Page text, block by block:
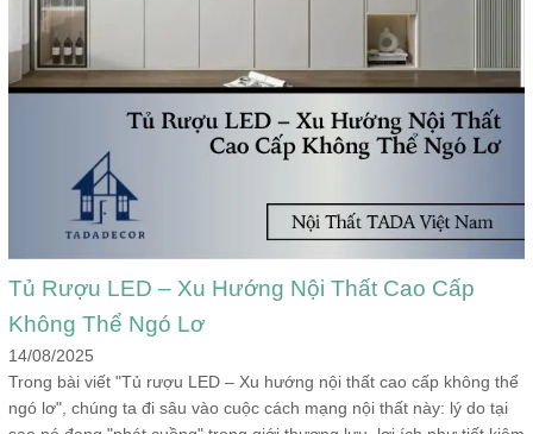
Tủ Rượu LED – Xu Hướng Nội Thất Cao Cấp
Không Thể Ngó Lơ
14/08/2025
Trong bài viết "Tủ rượu LED – Xu hướng nội thất cao cấp không thể
ngó lơ", chúng ta đi sâu vào cuộc cách mạng nội thất này: lý do tại